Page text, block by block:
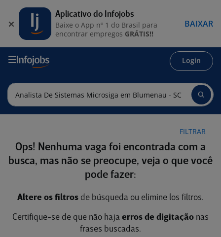
Login
FILTRAR
Ops! Nenhuma vaga foi encontrada com a
busca, mas não se preocupe, veja o que você
pode fazer:
Altere os filtros de búsqueda ou elimine los filtros.
Certifique-se de que não haja erros de digitação nas
frases buscadas.
Aplicativo do Infojobs
Baixe o App nº 1 do Brasil para
encontrar empregos GRÁTIS!!
BAIXAR